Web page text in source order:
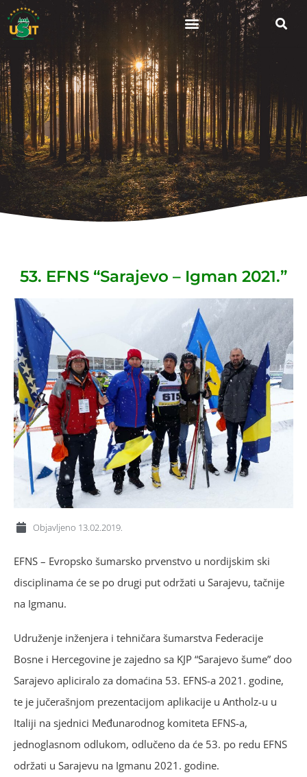
53. EFNS “Sarajevo – Igman 2021.”
Objavljeno 13.02.2019.
EFNS – Evropsko šumarsko prvenstvo u nordijskim ski
disciplinama će se po drugi put održati u Sarajevu, tačnije
na Igmanu.
Udruženje inženjera i tehničara šumarstva Federacije
Bosne i Hercegovine je zajedno sa KJP “Sarajevo šume” doo
Sarajevo apliciralo za domaćina 53. EFNS-a 2021. godine,
te je jučerašnjom prezentacijom aplikacije u Antholz-u u
Italiji na sjednici Međunarodnog komiteta EFNS-a,
jednoglasnom odlukom, odlučeno da će 53. po redu EFNS
održati u Sarajevu na Igmanu 2021. godine.